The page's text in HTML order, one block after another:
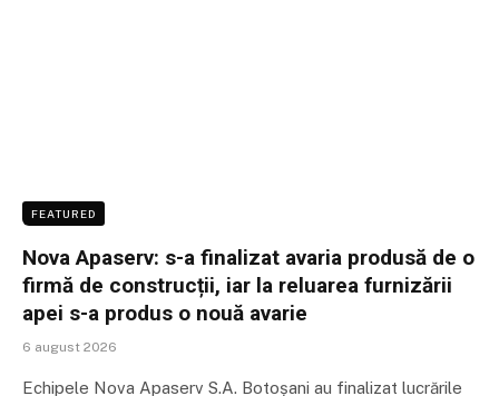
FEATURED
Nova Apaserv: s-a finalizat avaria produsă de o
firmă de construcții, iar la reluarea furnizării
apei s-a produs o nouă avarie
6 august 2026
Echipele Nova Apaserv S.A. Botoșani au finalizat lucrările